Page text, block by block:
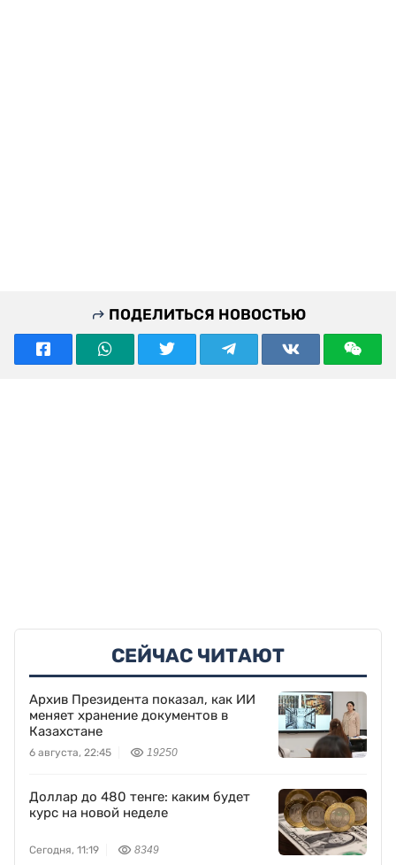
ПОДЕЛИТЬСЯ НОВОСТЬЮ
СЕЙЧАС ЧИТАЮТ
Архив Президента показал, как ИИ
меняет хранение документов в
Казахстане
6 августа, 22:45 19250
Доллар до 480 тенге: каким будет
курс на новой неделе
Сегодня, 11:19 8349